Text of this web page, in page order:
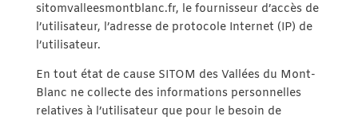
sitomvalleesmontblanc.fr, le fournisseur d’accès de
l’utilisateur, l’adresse de protocole Internet (IP) de
l’utilisateur.
En tout état de cause SITOM des Vallées du Mont-
Blanc ne collecte des informations personnelles
relatives à l’utilisateur que pour le besoin de